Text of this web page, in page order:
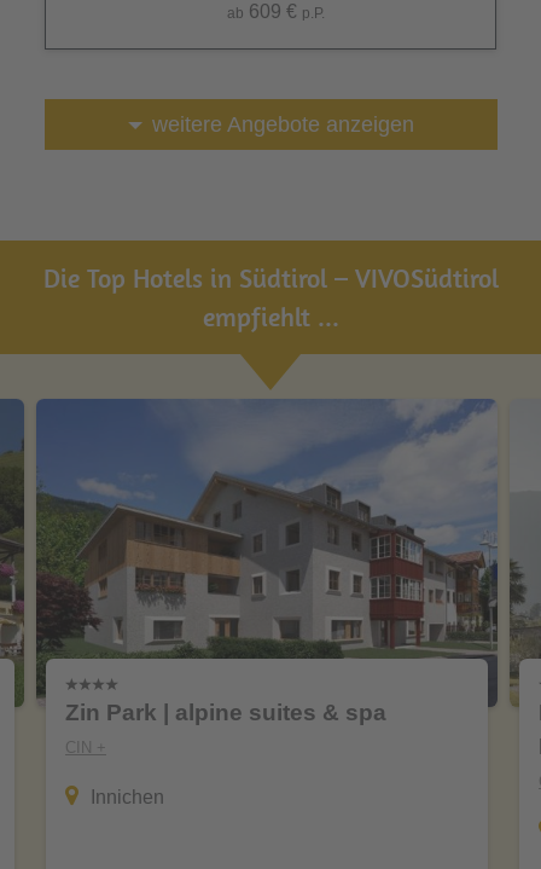
ab 609 € p.P.
weitere Angebote anzeigen
Die Top Hotels in Südtirol – VIVOSüdtirol
empfiehlt ...
Zin Park | alpine suites & spa
CIN +
Innichen